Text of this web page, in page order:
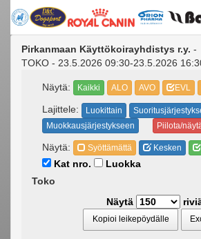
Pirkanmaan Käyttökoirayhdistys r.y. -
TOKO - 23.5.2026 09:30-23.5.2026
Näytä: Kaikki ALO AVO EVL
Lajittele: Luokittain
Muokkausjärjestykseen
Piilota/
Näytä: Syöttämättä Kesken
Kat nro.
Luokka
Toko
Näytä
Kopioi leikepöydälle